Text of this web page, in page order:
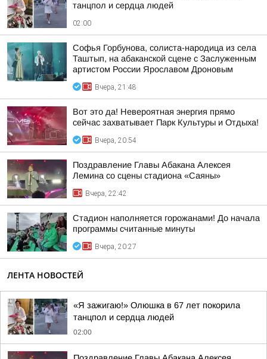
танцпол и сердца людей
02:00
Софья Горбунова, солиста-народица из села
Таштып, на абаканской сцене с Заслуженным
артистом России Ярославом Дроновым
Вчера, 21:48
Вот это да! Невероятная энергия прямо
сейчас захватывает Парк Культуры и Отдыха!
Вчера, 20:54
Поздравление Главы Абакана Алексея
Лемина со сцены стадиона «Саяны»
Вчера, 22:42
Стадион наполняется горожанами! До начала
программы считанные минуты
Вчера, 20:27
ЛЕНТА НОВОСТЕЙ
«Я зажигаю!» Олюшка в 67 лет покорила
танцпол и сердца людей
02:00